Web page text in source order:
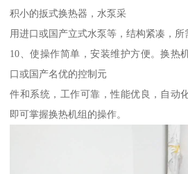
积小的扳式换热器，水泵采
用进口或国产立式水泵等，结构紧凑，所
10、使操作简单，安装维护方便。换热
口或国产名优的控制元
件和系统，工作可靠，性能优良，自动
即可掌握换热机组的操作。